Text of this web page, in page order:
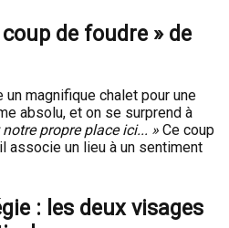
de foudre » de
un magnifique chalet pour une
absolu, et on se surprend à
propre place ici... » Ce coup
associe un lieu à un sentiment
: les deux visages